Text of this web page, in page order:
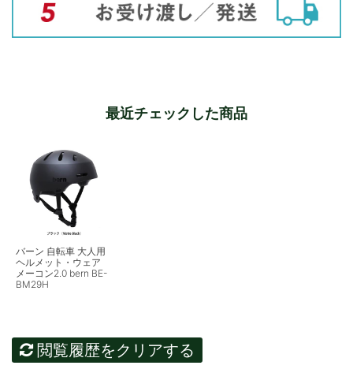
最近チェックした商品
バーン 自転車 大人用
ヘルメット・ウェア
メーコン2.0 bern BE-
BM29H
閲覧履歴をクリアする